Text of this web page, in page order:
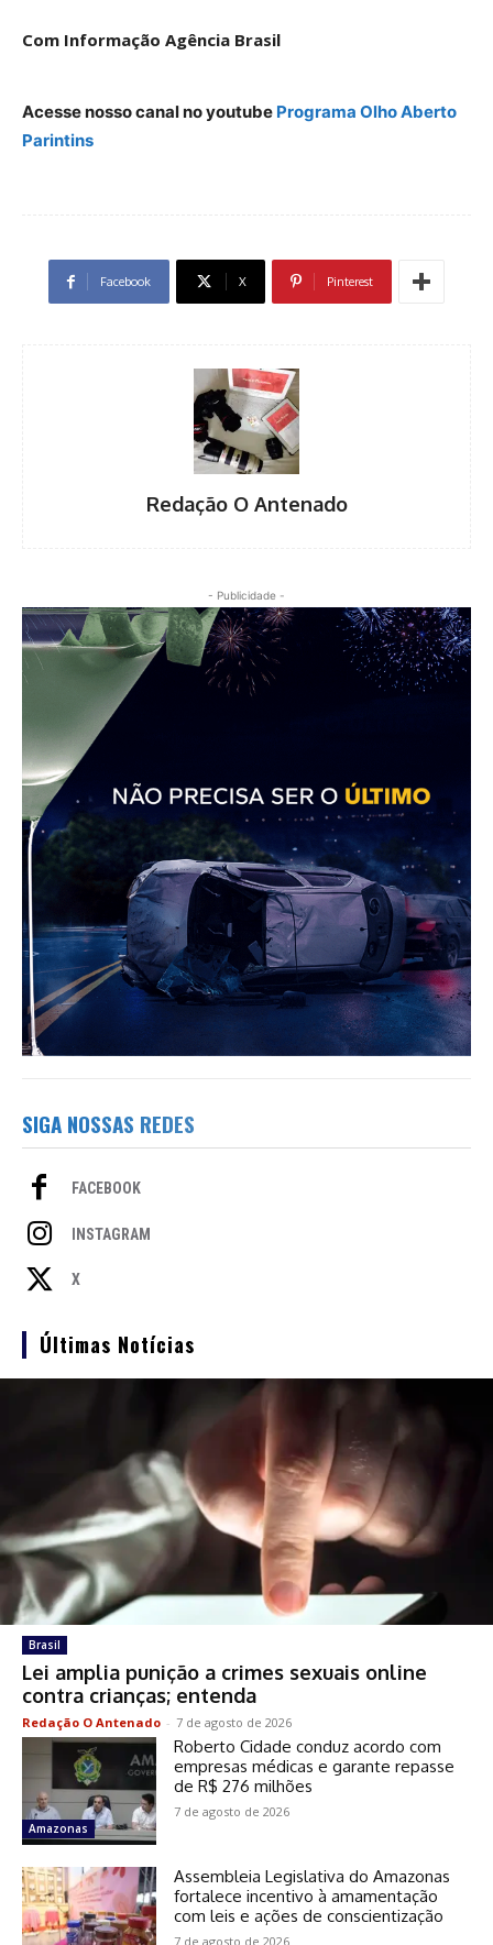
Com Informação Agência Brasil
Acesse nosso canal no youtube Programa Olho Aberto
Parintins
Facebook X Pinterest
Redação O Antenado
- Publicidade -
SIGA NOSSAS REDES
FACEBOOK
INSTAGRAM
X
Últimas Notícias
Brasil
Lei amplia punição a crimes sexuais online
contra crianças; entenda
Redação O Antenado - 7 de agosto de 2026
Amazonas
Roberto Cidade conduz acordo com
empresas médicas e garante repasse
de R$ 276 milhões
7 de agosto de 2026
Assembleia Legislativa do Amazonas
fortalece incentivo à amamentação
com leis e ações de conscientização
7 de agosto de 2026